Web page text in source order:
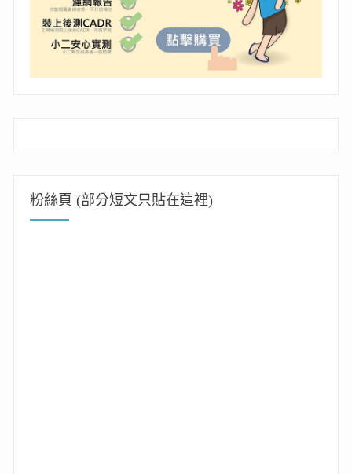
粉絲頁 (部分短文只貼在這裡)